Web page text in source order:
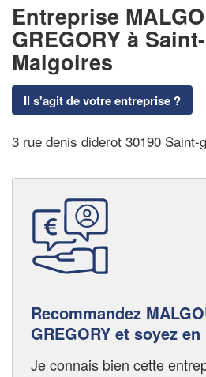
Entreprise
GREGORY à
Malgoires
Il s'agit de votre entreprise ?
3 rue denis diderot 30190 Saint-
Recommandez
GREGORY et soyez
Je connais bien cette